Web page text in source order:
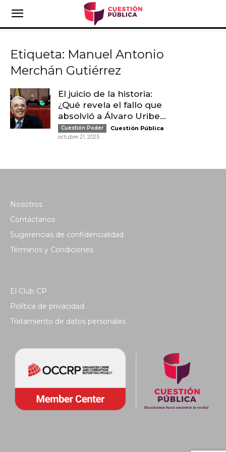
Etiqueta: Manuel Antonio
Merchán Gutiérrez
El juicio de la historia:
¿Qué revela el fallo que
absolvió a Álvaro Uribe...
Cuestión Poder Cuestión Pública -
octubre 21, 2025
Nosotros
Contáctanos
Sugerencias de confidencialidad
Términos y Condiciones
El Club CP
Política de privacidad
Tratamiento de datos personales